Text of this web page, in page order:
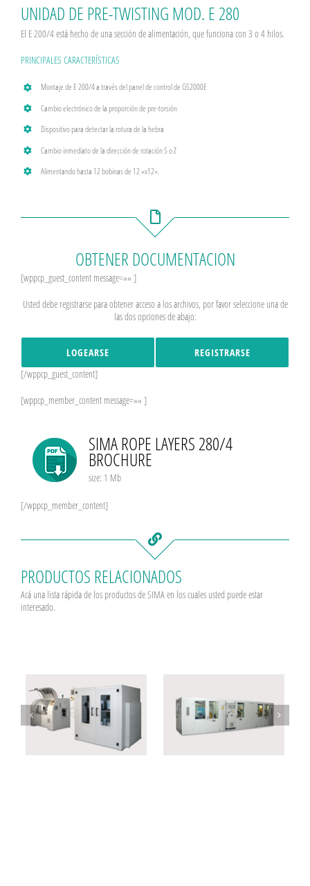
UNIDAD DE PRE-TWISTING MOD. E 280
El E 200/4 está hecho de una sección de alimentación, que funciona con 3 o 4 hilos.
PRINCIPALES CARACTERÍSTICAS
Montaje de E 200/4 a través del panel de control de GS2000E
Cambio electrónico de la proporción de pre-torsión
Dispositivo para detectar la rotura de la hebra
Cambio inmediato de la dirección de rotación S o Z
Alimentando hasta 12 bobinas de 12 «x12».
OBTENER DOCUMENTACION
[wppcp_guest_content message=»» ]
Usted debe registrarse para obtener acceso a los archivos, por favor seleccione una de
las dos opciones de abajo:
LOGEARSE
REGISTRARSE
[/wppcp_guest_content]
[wppcp_member_content message=»» ]
SIMA ROPE LAYERS 280/4
BROCHURE
size: 1 Mb
[/wppcp_member_content]
PRODUCTOS RELACIONADOS
Acá una lista rápida de los productos de SIMA en los cuales usted puede estar
interesado.